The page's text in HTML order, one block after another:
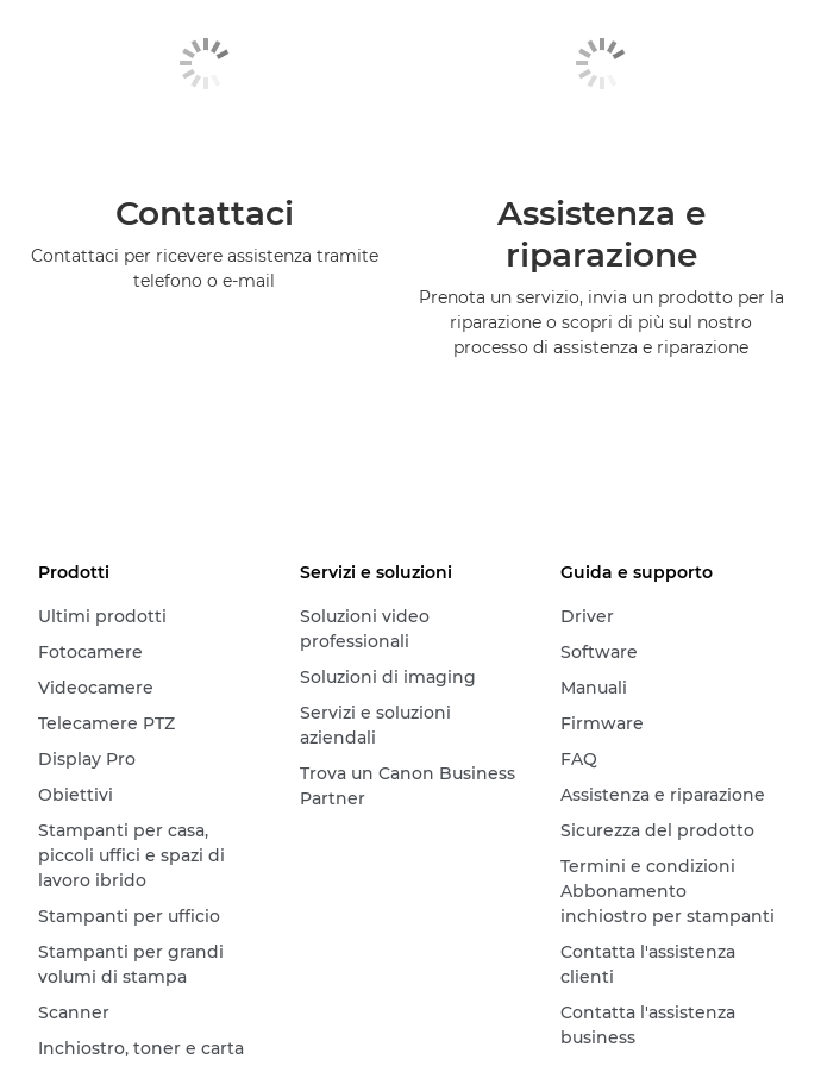
Contattaci
Contattaci per ricevere assistenza tramite
telefono o e-mail
Assistenza e
riparazione
Prenota un servizio, invia un prodotto per la
riparazione o scopri di più sul nostro
processo di assistenza e riparazione
Prodotti
Ultimi prodotti
Fotocamere
Videocamere
Telecamere PTZ
Display Pro
Obiettivi
Stampanti per casa,
piccoli uffici e spazi di
lavoro ibrido
Stampanti per ufficio
Stampanti per grandi
volumi di stampa
Scanner
Inchiostro, toner e carta
Servizi e soluzioni
Soluzioni video
professionali
Soluzioni di imaging
Servizi e soluzioni
aziendali
Trova un Canon Business
Partner
Guida e supporto
Driver
Software
Manuali
Firmware
FAQ
Assistenza e riparazione
Sicurezza del prodotto
Termini e condizioni
Abbonamento
inchiostro per stampanti
Contatta l'assistenza
clienti
Contatta l'assistenza
business